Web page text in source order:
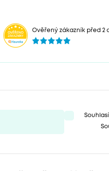
Ověřený zákazník před 2